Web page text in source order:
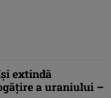
extindă
a uraniului –